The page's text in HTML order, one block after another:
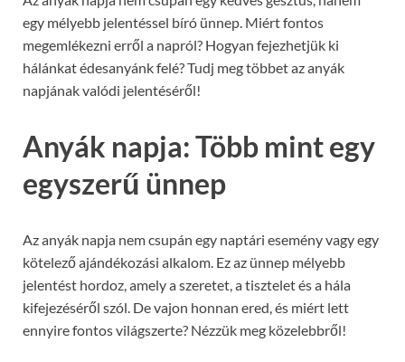
egy mélyebb jelentéssel bíró ünnep. Miért fontos
megemlékezni erről a napról? Hogyan fejezhetjük ki
hálánkat édesanyánk felé? Tudj meg többet az anyák
napjának valódi jelentéséről!
Anyák napja: Több mint egy
egyszerű ünnep
Az anyák napja nem csupán egy naptári esemény vagy egy
kötelező ajándékozási alkalom. Ez az ünnep mélyebb
jelentést hordoz, amely a szeretet, a tisztelet és a hála
kifejezéséről szól. De vajon honnan ered, és miért lett
ennyire fontos világszerte? Nézzük meg közelebbről!